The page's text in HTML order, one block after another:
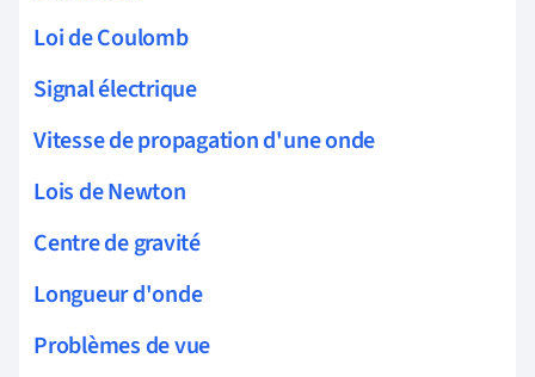
Loi de Coulomb
Signal électrique
Vitesse de propagation d'une onde
Lois de Newton
Centre de gravité
Longueur d'onde
Problèmes de vue